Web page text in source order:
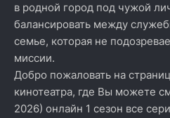
в родной город под чужой
балансировать между
семье, которая не
миссии.
Добро пожаловать на
кинотеатра, где Вы можете
2026) онлайн 1 сезон все